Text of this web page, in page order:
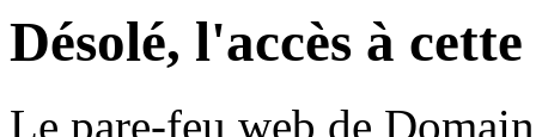
Désolé, l'accès à
Le pare-feu web de